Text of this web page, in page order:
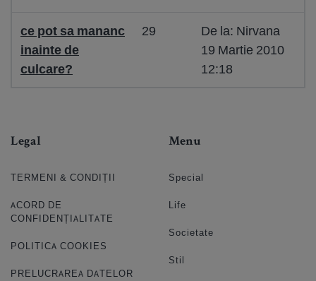
ce pot sa mananc
inainte de
culcare?
29
De la: Nirvana
19 Martie 2010
12:18
Legal
TERMENI & CONDIȚII
ACORD DE
CONFIDENȚIALITATE
POLITICA COOKIES
PRELUCRAREA DATELOR
Menu
Special
Life
Societate
Stil